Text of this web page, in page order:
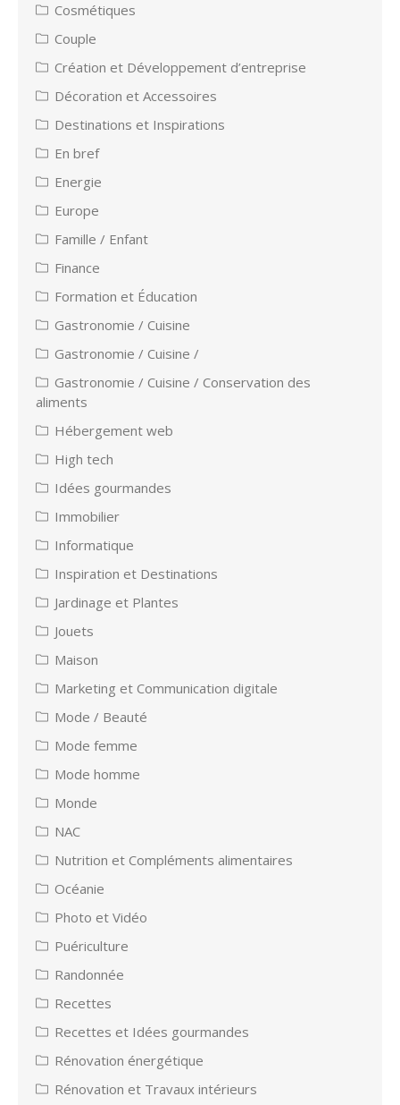
Cosmétiques
Couple
Création et Développement d’entreprise
Décoration et Accessoires
Destinations et Inspirations
En bref
Energie
Europe
Famille / Enfant
Finance
Formation et Éducation
Gastronomie / Cuisine
Gastronomie / Cuisine /
Gastronomie / Cuisine / Conservation des
aliments
Hébergement web
High tech
Idées gourmandes
Immobilier
Informatique
Inspiration et Destinations
Jardinage et Plantes
Jouets
Maison
Marketing et Communication digitale
Mode / Beauté
Mode femme
Mode homme
Monde
NAC
Nutrition et Compléments alimentaires
Océanie
Photo et Vidéo
Puériculture
Randonnée
Recettes
Recettes et Idées gourmandes
Rénovation énergétique
Rénovation et Travaux intérieurs